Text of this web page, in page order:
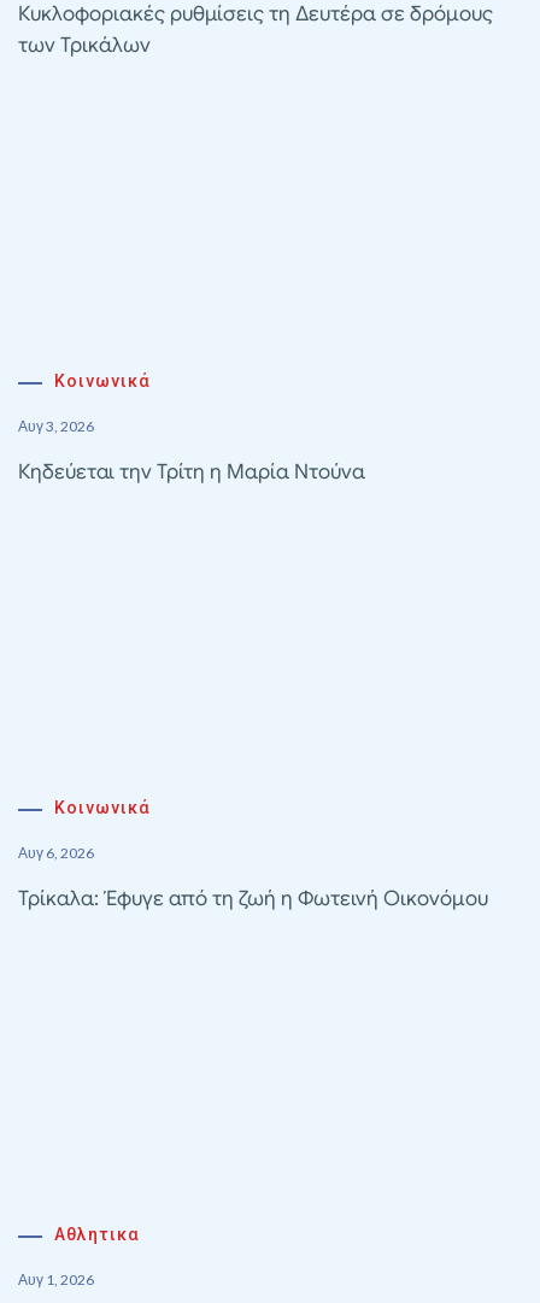
Κυκλοφοριακές ρυθμίσεις τη Δευτέρα σε δρόμους
των Τρικάλων
Κοινωνικά
Αυγ 3, 2026
Κηδεύεται την Τρίτη η Μαρία Ντούνα
Κοινωνικά
Αυγ 6, 2026
Τρίκαλα: Έφυγε από τη ζωή η Φωτεινή Οικονόμου
Αθλητικα
Αυγ 1, 2026